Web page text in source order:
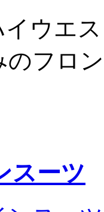
ウエ
のフロ
スーツ